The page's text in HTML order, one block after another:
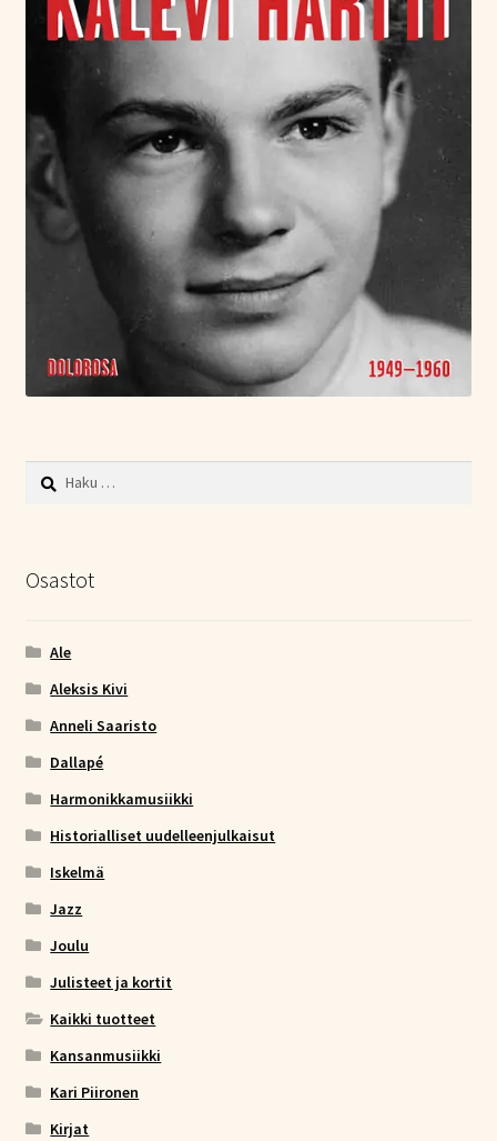
Haku:
Osastot
Ale
Aleksis Kivi
Anneli Saaristo
Dallapé
Harmonikkamusiikki
Historialliset uudelleenjulkaisut
Iskelmä
Jazz
Joulu
Julisteet ja kortit
Kaikki tuotteet
Kansanmusiikki
Kari Piironen
Kirjat